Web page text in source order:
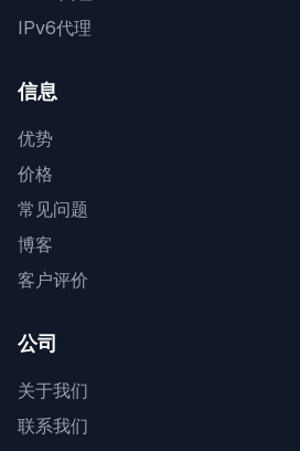
IPv6代理
信息
优势
价格
常见问题
博客
客户评价
公司
关于我们
联系我们